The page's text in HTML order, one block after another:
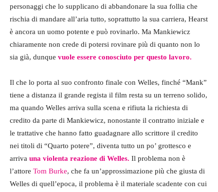
personaggi che lo supplicano di abbandonare la sua follia che
rischia di mandare all’aria tutto, soprattutto la sua carriera, Hearst
è ancora un uomo potente e può rovinarlo. Ma Mankiewicz
chiaramente non crede di potersi rovinare più di quanto non lo
sia già, dunque vuole essere conosciuto per questo lavoro.
Il che lo porta al suo confronto finale con Welles, finché “Mank”
tiene a distanza il grande regista il film resta su un terreno solido,
ma quando Welles arriva sulla scena e rifiuta la richiesta di
credito da parte di Mankiewicz, nonostante il contratto iniziale e
le trattative che hanno fatto guadagnare allo scrittore il credito
nei titoli di “Quarto potere”, diventa tutto un po’ grottesco e
arriva una violenta reazione di Welles. Il problema non è
l’attore Tom Burke, che fa un’approssimazione più che giusta di
Welles di quell’epoca, il problema è il materiale scadente con cui